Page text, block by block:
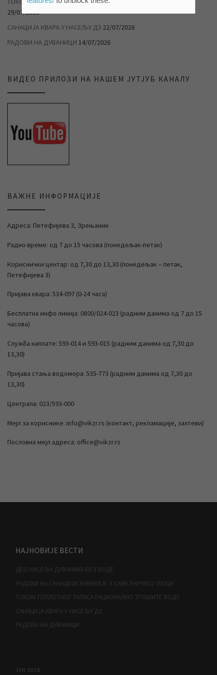
29/07/2026
САНАЦИЈА КВАРА У НАСЕЉУ Д3 22/07/2026
РАДОВИ НА ДУВАНИЦИ 14/07/2026
ВИДЕО ПРИЛОЗИ НА НАШЕМ ЈУТЈУБ КАНАЛУ
ВАЖНЕ ИНФОРМАЦИЈЕ
Адреса: Петефијева 3, Зрењанин
Радно време: од 7 до 15 часова (понедељак-петак)
Кориснички центар: од 7,30 до 13,30 (понедељак – петак,
Петефијева 3)
Пријава квара: 534-097 (0-24 часа)
Бесплатна инфо линија: 0800/024-023 (радним данима од 7 до 15
часова)
Служба наплате: 593-014 и 593-015 (радним данима од 7,30 до
13,30)
Пријава стања водомера: 535-773 (радним данима од 7,30 до
13,30)
Централа: 023/593-000
Мејл за кориснике: info@vikzr.rs (контакт, рекламације, захтеви)
Пословна мејл адреса: office@vikzr.rs
НАЈНОВИЈЕ ВЕСТИ
ДЕО НАСЕЉА ДУВАНИКА БЕЗ ВОДЕ
РАДОВИ НА САНАЦИЈИ ХАВАРИЈЕ У САВЕЗНИЧКОЈ УЛИЦИ
ТОКОМ ТОПЛОТНОГ ТАЛАСА РАЦИОНАЛНО ТРОШИТЕ ВОДУ
САНАЦИЈА КВАРА У НАСЕЉУ Д3
РАДОВИ НА ДУВАНИЦИ
ЈУН 2018.